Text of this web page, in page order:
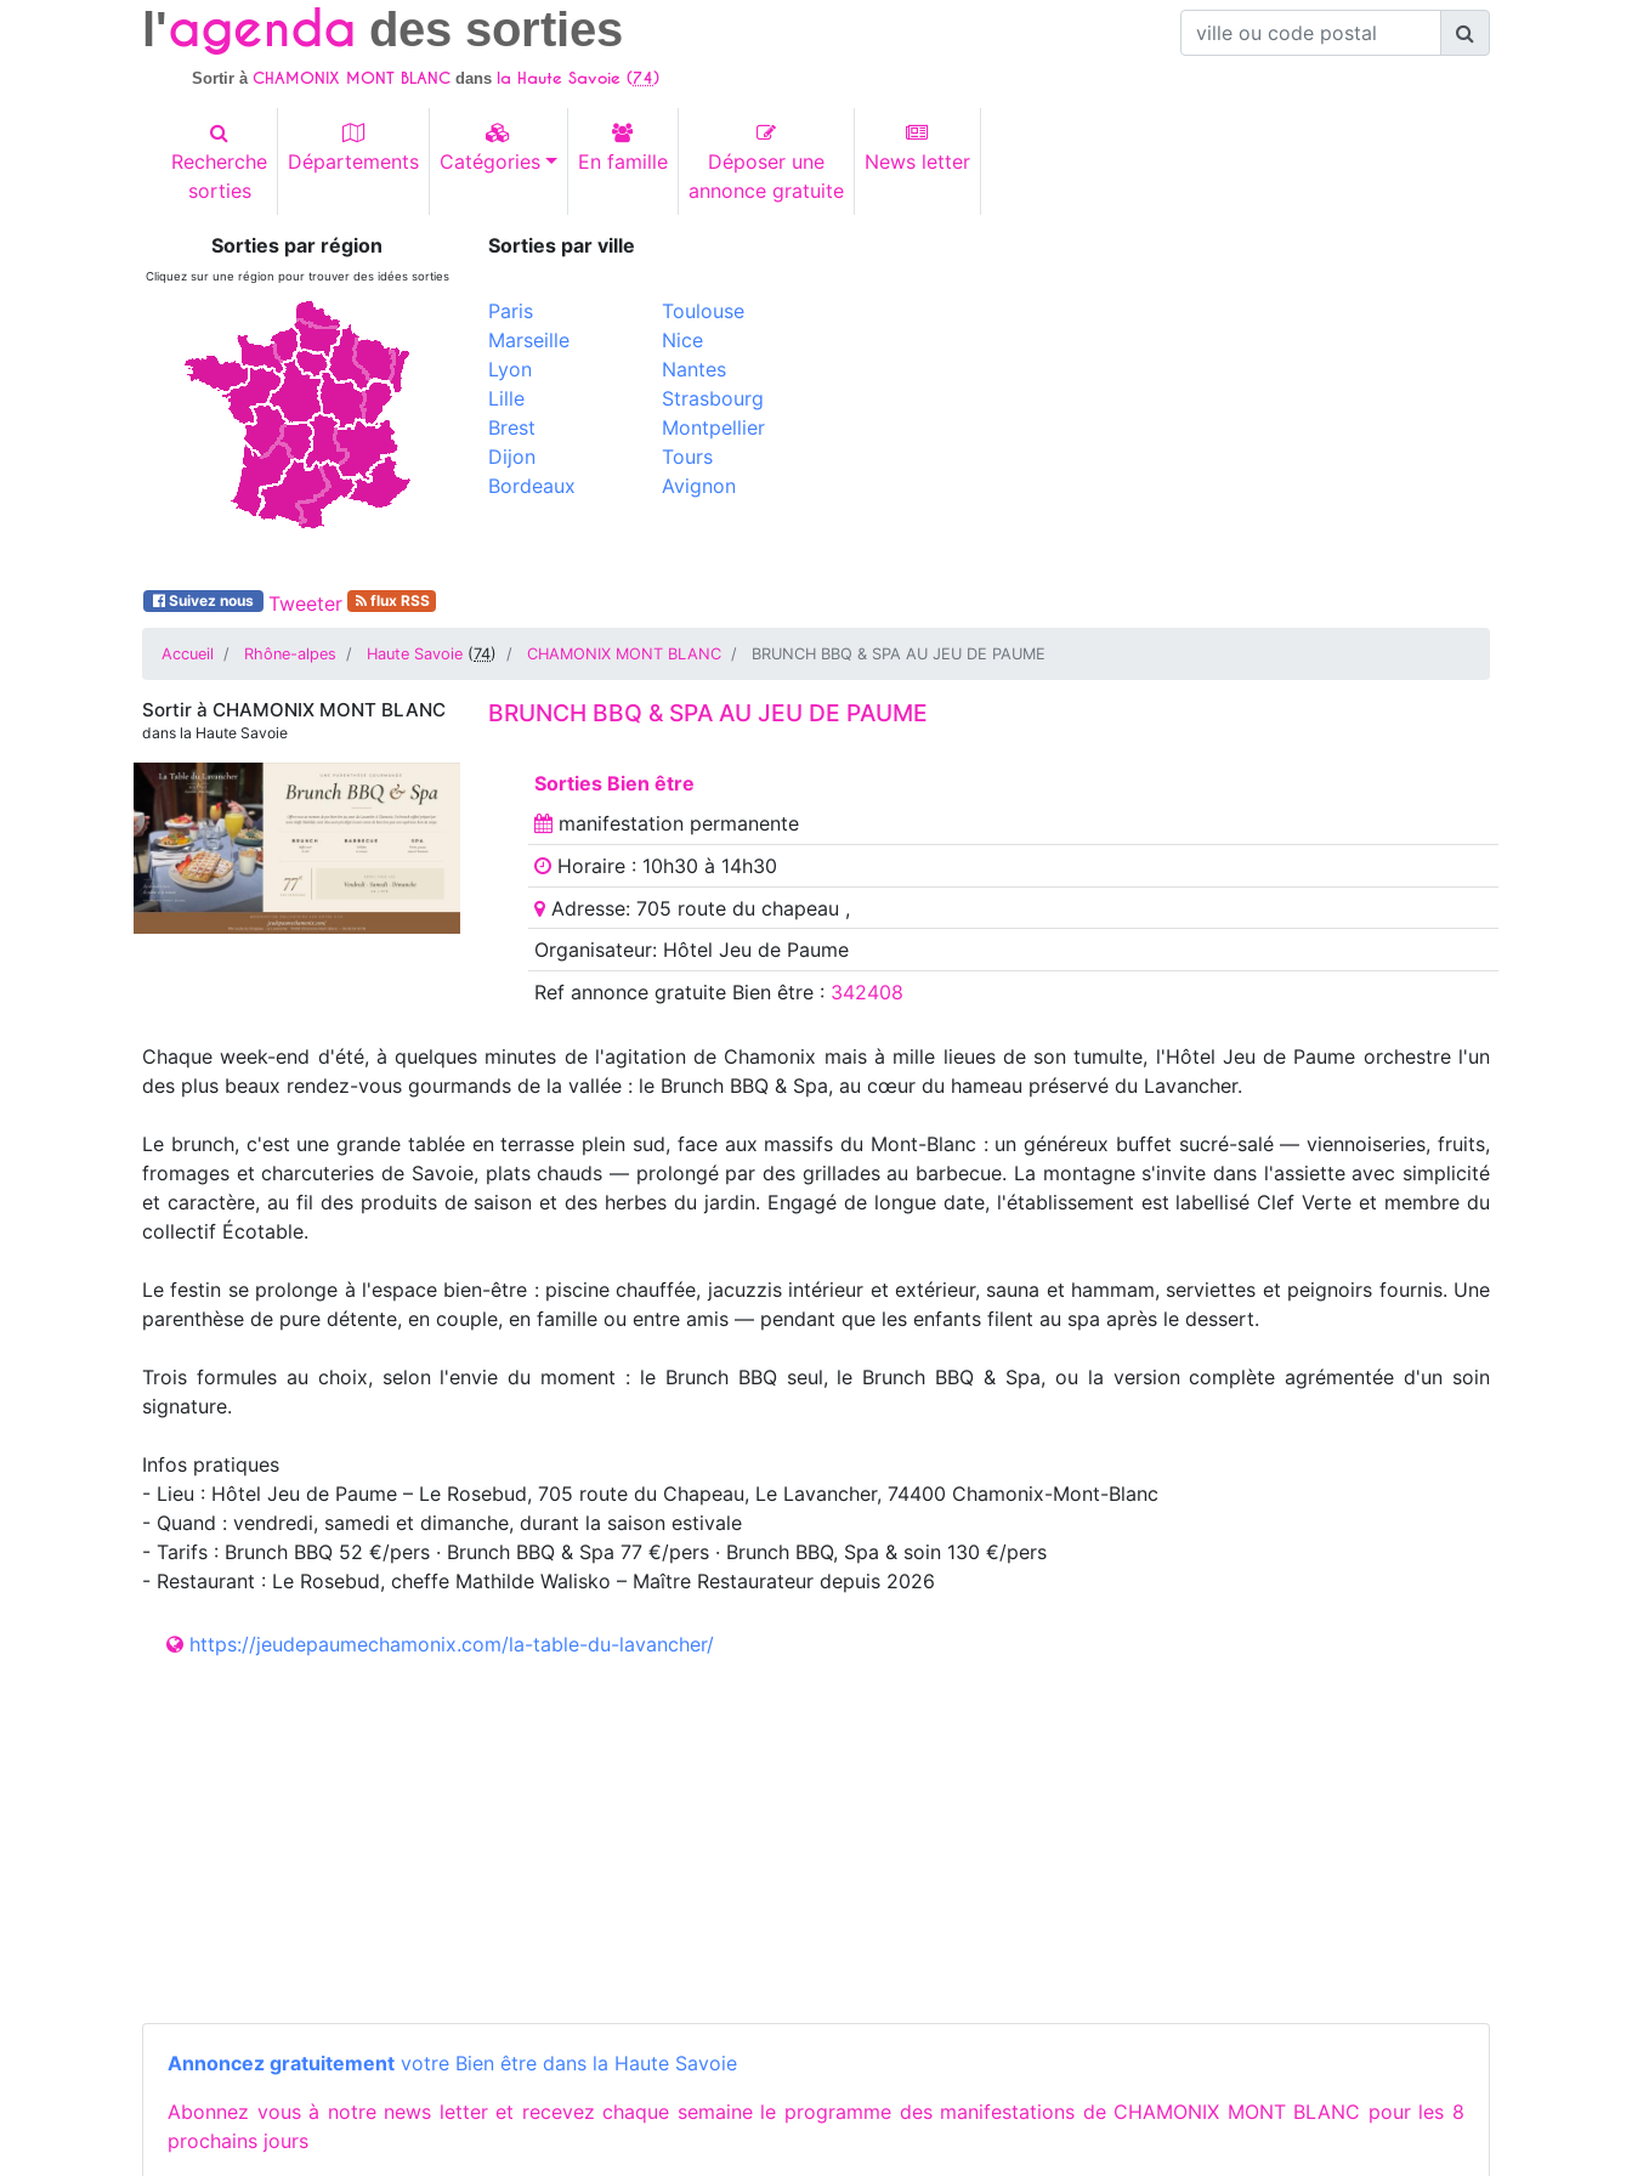
l'agenda des sorties
Sortir àCHAMONIX MONT BLANC dans la Haute Savoie (74)
Recherche
sorties
Départements Catégories En famille
Déposer une
annonce gratuite
News letter
Sorties par région
Cliquez sur une région pour trouver des idées sorties
Sorties par ville
Paris
Marseille
Lyon
Lille
Brest
Dijon
Bordeaux
Toulouse
Nice
Nantes
Strasbourg
Montpellier
Tours
Avignon
Suivez nous Tweeter flux RSS
Accueil Rhône-alpes Haute Savoie (74) CHAMONIX MONT BLANC BRUNCH BBQ & SPA AU JEU DE PAUME
Sortir à CHAMONIX MONT BLANC
dans la Haute Savoie
BRUNCH BBQ & SPA AU JEU DE PAUME
Sorties Bien être
manifestation permanente
Horaire : 10h30 à 14h30
Adresse: 705 route du chapeau ,
Organisateur: Hôtel Jeu de Paume
Ref annoncegratuite Bien être : 342408
Chaque week-end d'été, à quelques minutes de l'agitation de Chamonix mais à mille lieues de son tumulte, l'Hôtel Jeu de Paume orchestre l'un
des plus beaux rendez-vous gourmands de la vallée : le Brunch BBQ & Spa, au cœur du hameau préservé du Lavancher.
Le brunch, c'est une grande tablée en terrasse plein sud, face aux massifs du Mont-Blanc : un généreux buffet sucré-salé — viennoiseries, fruits,
fromages et charcuteries de Savoie, plats chauds — prolongé par des grillades au barbecue. La montagne s'invite dans l'assiette avec simplicité
et caractère, au fil des produits de saison et des herbes du jardin. Engagé de longue date, l'établissement est labellisé Clef Verte et membre du
collectif Écotable.
Le festin se prolonge à l'espace bien-être : piscine chauffée, jacuzzis intérieur et extérieur, sauna et hammam, serviettes et peignoirs fournis. Une
parenthèse de pure détente, en couple, en famille ou entre amis — pendant que les enfants filent au spa après le dessert.
Trois formules au choix, selon l'envie du moment : le Brunch BBQ seul, le Brunch BBQ & Spa, ou la version complète agrémentée d'un soin
signature.
Infos pratiques
- Lieu : Hôtel Jeu de Paume – Le Rosebud, 705 route du Chapeau, Le Lavancher, 74400 Chamonix-Mont-Blanc
- Quand : vendredi, samedi et dimanche, durant la saison estivale
- Tarifs : Brunch BBQ 52 €/pers · Brunch BBQ & Spa 77 €/pers · Brunch BBQ, Spa & soin 130 €/pers
- Restaurant : Le Rosebud, cheffe Mathilde Walisko – Maître Restaurateur depuis 2026
https://jeudepaumechamonix.com/la-table-du-lavancher/
Annoncez gratuitement votre Bien être dans la Haute Savoie
Abonnez vous à notre news letter et recevez chaque semaine le programme des manifestations de CHAMONIX MONT BLANC pour les 8
prochains jours